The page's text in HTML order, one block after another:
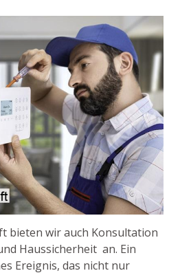
bieten wir auch Konsultation
Haussicherheit an. Ein
Ereignis, das nicht nur